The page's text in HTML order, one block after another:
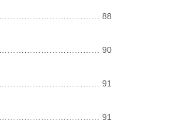
88
90
91
91